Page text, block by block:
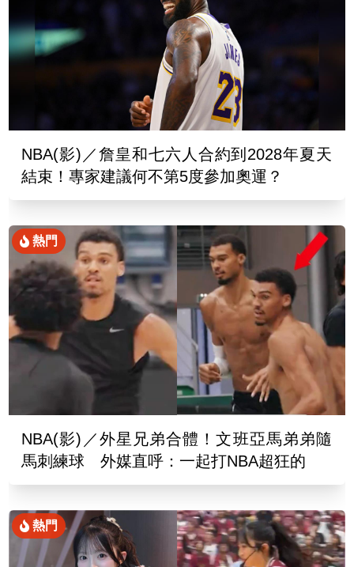
NBA(影)／詹皇和七六人合約到2028年夏天
結束！專家建議何不第5度參加奧運？
熱門
NBA(影)／外星兄弟合體！文班亞馬弟弟隨
馬刺練球 外媒直呼：一起打NBA超狂的
熱門